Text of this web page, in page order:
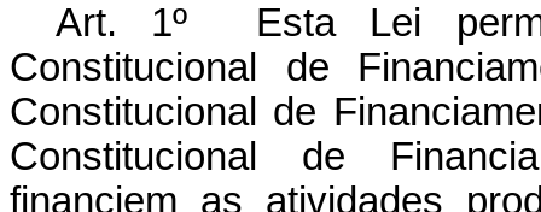
Art. 1º Esta Lei
Constitucional de
Constitucional de
Constitucional de
financiem as atividades